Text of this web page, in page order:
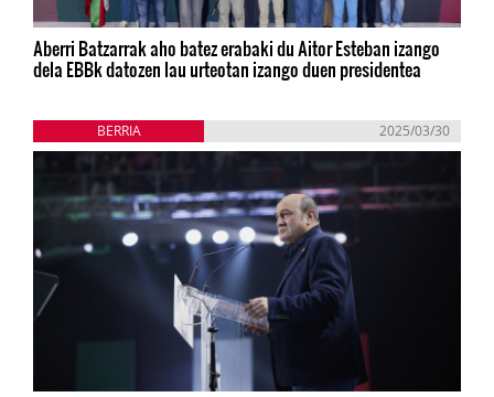
Aberri Batzarrak aho batez erabaki du Aitor Esteban izango
dela EBBk datozen lau urteotan izango duen presidentea
BERRIA 2025/03/30